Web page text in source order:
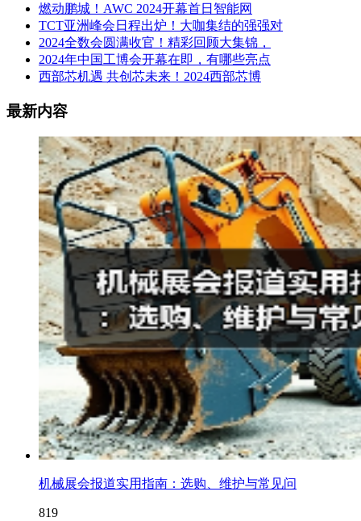
燃动鹏城！AWC 2024开幕首日智能网
TCT亚洲峰会日程出炉！大咖集结的强强对
2024全数会圆满收官！精彩回顾大集锦，
2024年中国工博会开幕在即，有哪些亮点
西部芯机遇 共创芯未来！2024西部芯博
最新内容
机械展会报道实用指南：选购、维护与常见问
819